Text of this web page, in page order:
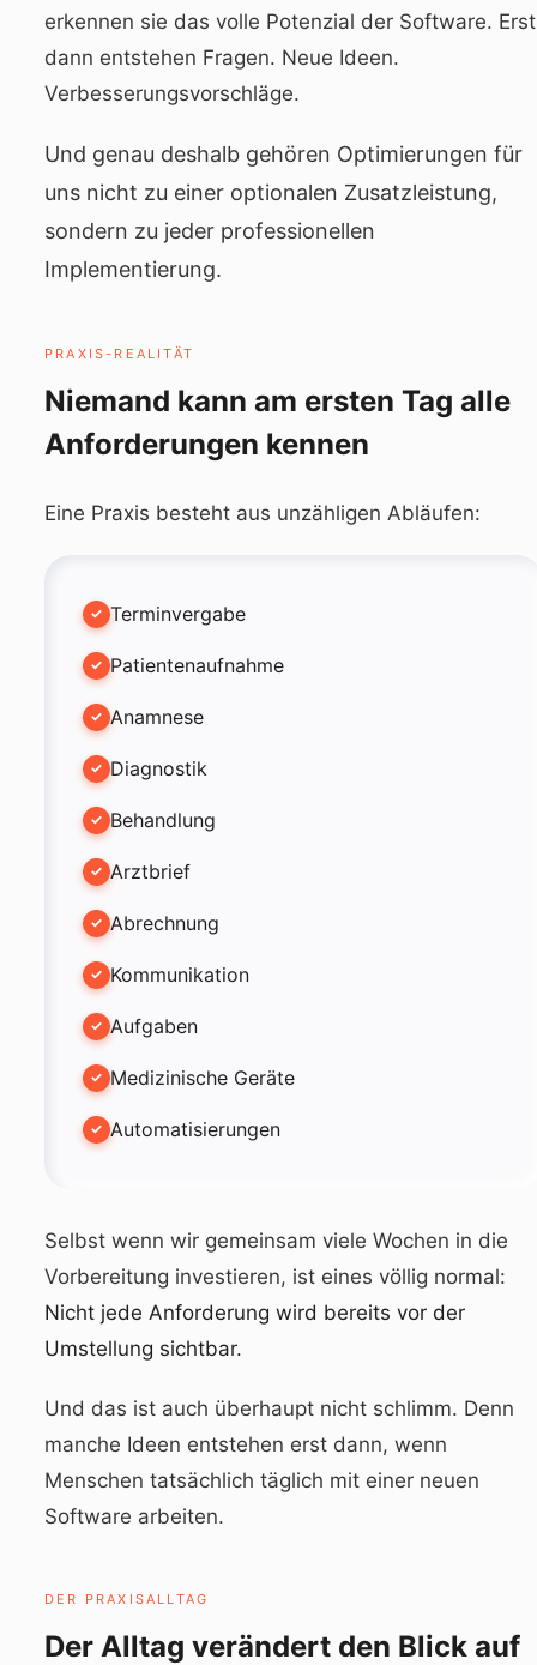
erkennen sie das volle Potenzial der Software. Erst
dann entstehen Fragen. Neue Ideen.
Verbesserungsvorschläge.
Und genau deshalb gehören Optimierungen für
uns nicht zu einer optionalen Zusatzleistung,
sondern zu jeder professionellen
Implementierung.
PRAXIS-REALITÄT
Niemand kann am ersten Tag alle
Anforderungen kennen
Eine Praxis besteht aus unzähligen Abläufen:
Terminvergabe
Patientenaufnahme
Anamnese
Diagnostik
Behandlung
Arztbrief
Abrechnung
Kommunikation
Aufgaben
Medizinische Geräte
Automatisierungen
Selbst wenn wir gemeinsam viele Wochen in die
Vorbereitung investieren, ist eines völlig normal:
Nicht jede Anforderung wird bereits vor der
Umstellung sichtbar.
Und das ist auch überhaupt nicht schlimm. Denn
manche Ideen entstehen erst dann, wenn
Menschen tatsächlich täglich mit einer neuen
Software arbeiten.
DER PRAXISALLTAG
Der Alltag verändert den Blick auf